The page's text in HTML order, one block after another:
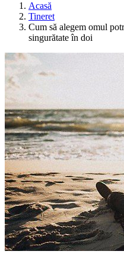
Acasă
Tineret
Cum să alegem omul
singurătate în doi